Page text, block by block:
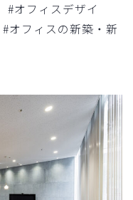
#オフィスデザイ
#オフィスの新築・新